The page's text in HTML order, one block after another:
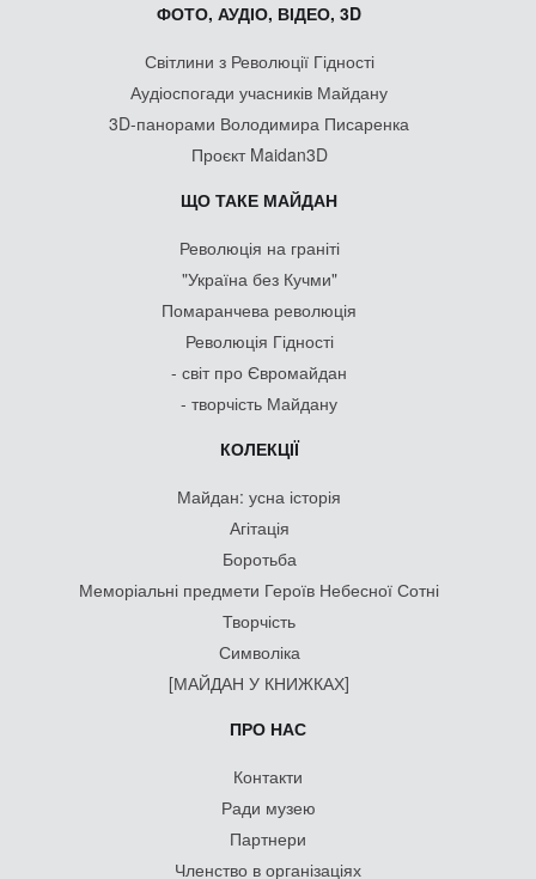
ФОТО, АУДІО, ВІДЕО, 3D
Світлини з Революції Гідності
Аудіоспогади учасників Майдану
3D-панорами Володимира Писаренка
Проєкт Maidan3D
ЩО ТАКЕ МАЙДАН
Революція на граніті
"Україна без Кучми"
Помаранчева революція
Революція Гідності
- світ про Євромайдан
- творчість Майдану
КОЛЕКЦІЇ
Майдан: усна історія
Агітація
Боротьба
Меморіальні предмети Героїв Небесної Сотні
Творчість
Символіка
[МАЙДАН У КНИЖКАХ]
ПРО НАС
Контакти
Ради музею
Партнери
Членство в організаціях